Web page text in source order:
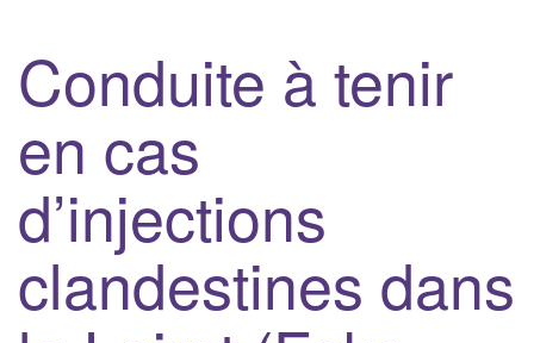
Conduite à tenir
en cas
d’injections
clandestines dans